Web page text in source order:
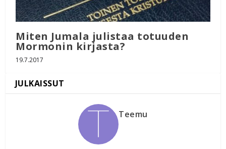
Miten Jumala julistaa totuuden
Mormonin kirjasta?
19.7.2017
Teemu